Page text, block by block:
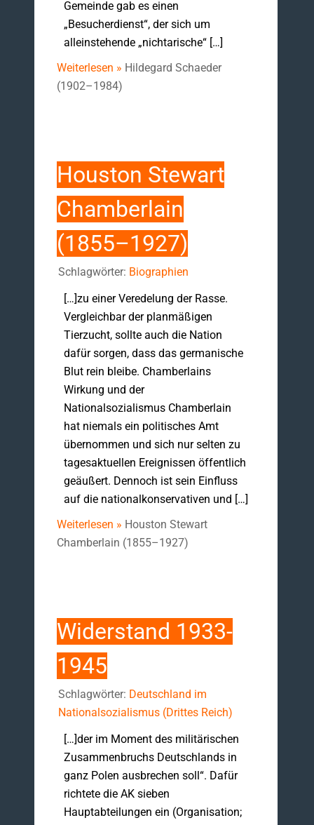
Gemeinde gab es einen
„Besucherdienst“, der sich um
alleinstehende „nichtarische“ […]
Weiterlesen » Hildegard Schaeder
(1902–1984)
Houston Stewart
Chamberlain
(1855–1927)
Schlagwörter: Biographien
[…]zu einer Veredelung der Rasse.
Vergleichbar der planmäßigen
Tierzucht, sollte auch die Nation
dafür sorgen, dass das germanische
Blut rein bleibe. Chamberlains
Wirkung und der
Nationalsozialismus Chamberlain
hat niemals ein politisches Amt
übernommen und sich nur selten zu
tagesaktuellen Ereignissen öffentlich
geäußert. Dennoch ist sein Einfluss
auf die nationalkonservativen und […]
Weiterlesen » Houston Stewart
Chamberlain (1855–1927)
Widerstand 1933-
1945
Schlagwörter: Deutschland im
Nationalsozialismus (Drittes Reich)
[…]der im Moment des militärischen
Zusammenbruchs Deutschlands in
ganz Polen ausbrechen soll“. Dafür
richtete die AK sieben
Hauptabteilungen ein (Organisation;